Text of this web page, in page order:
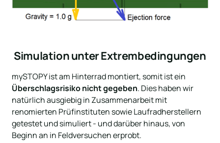
Simulation unter Extrembedingungen
Überschlagsrisiko nicht gegeben. Dies haben wir
natürlich ausgiebig in Zusammenarbeit mit
renomierten Prüfinstituten sowie Laufradherstellern
getestet und simuliert - und darüber hinaus, von
Beginn an in Feldversuchen erprobt.